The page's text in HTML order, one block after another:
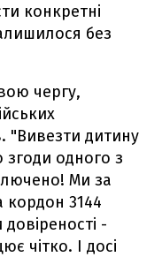
конкретні
без
чергу,
"Вивезти дитину
згоди одного з
Ми за
кордон 3144
-
чітко. І досі